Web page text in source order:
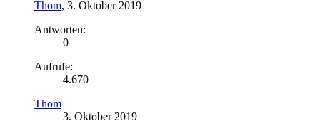
Thom, 3. Oktober 2019
Antworten:
0
Aufrufe:
4.670
Thom
3. Oktober 2019